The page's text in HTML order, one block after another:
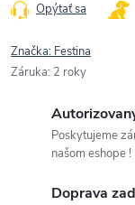
Opýtať sa
Značka: Festina
Záruka: 2 roky
Poskytujeme
našom eshope !
Doprava